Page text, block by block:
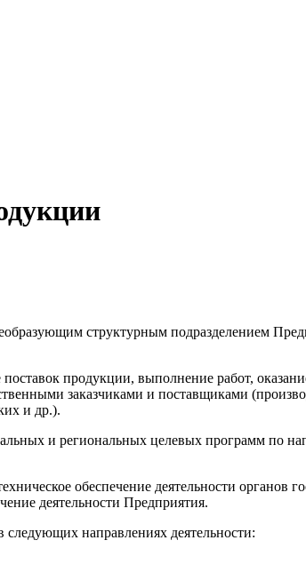
структурным подразделением
продукции, выполнение работ,
заказчиками и поставщиками
и др.).
и региональных целевых программ по
обеспечение деятельности
деятельности Предприятия.
направлениях деятельности: